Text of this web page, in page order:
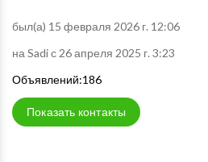
был(а) 15 февраля 2026 г. 12:06
на Sadi с 26 апреля 2025 г. 3:23
Объявлений:186
Показать контакты